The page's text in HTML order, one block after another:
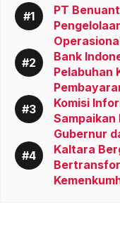
PT
Bank
Pelabuhan
Komisi
Sampaikan
Gubernur
Kaltara